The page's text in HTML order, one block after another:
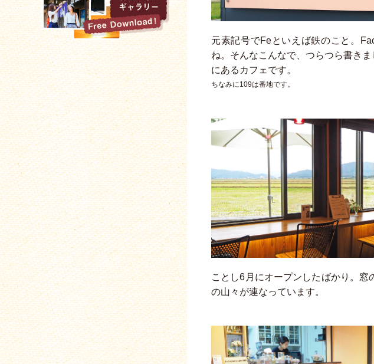
元素記号でFeといえば鉄のこと。
ね。そんなこんなで、つらつら書き
にあるカフェです。
ちなみに109は番地です。
ことし6月にオープンしたばかり。
の山々が連なっています。